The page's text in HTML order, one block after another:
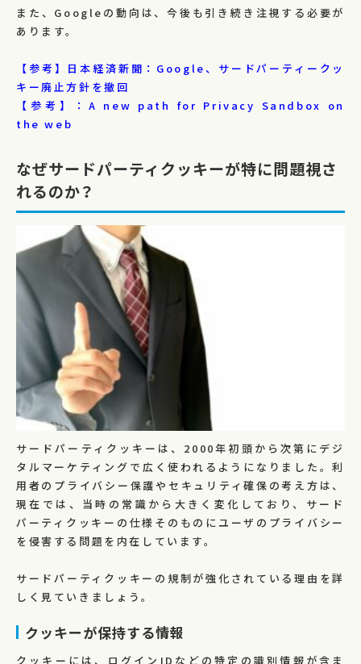
また、Googleの動向は、今後も引き続き注視する必要が
あります。
【参考】日本経済新聞：Google、サードパーティークッ
キー廃止方針を撤回
【参考】：A new path for Privacy Sandbox on
the web
なぜサードパーティクッキーが特に問題視さ
れるのか？
サードパーティクッキーは、2000年初頭から次第にデジ
タルマーケティングで広く使われるようになりました。利
用者のプライバシー保護やセキュリティ確保の考え方は、
現在では、当時の常識から大きく変化しており、サード
パーティクッキーの仕様そのものにユーザのプライバシー
を侵害する問題を内在しています。
サードパーティクッキーの規制が強化されている理由を詳
しく見ていきましょう。
クッキーが保持する情報
クッキーには、ログインIDなどの特定の識別情報が含ま